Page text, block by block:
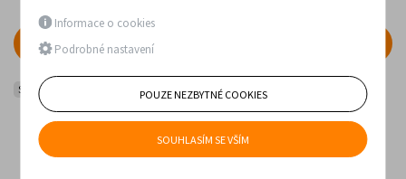
Stoly Mobilní pracovní stoly
Nejlevnější Nejnovější
Informace o cookies
Podrobné nastavení
POUZE NEZBYTNÉ COOKIES
SOUHLASÍM SE VŠÍM